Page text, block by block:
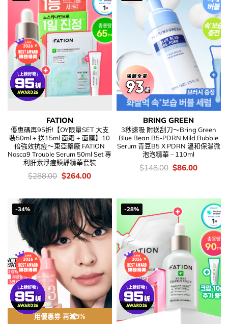
FATION
優惠碼再95折!【OY限量SET 大支
裝50ml + 送15ml 面霜 + 面膜】10
倍強效抗痘～東亞藥廠 FATION
Nosca9 Trouble Serum 50ml Set 專
利肝素淨痘鎮靜精華套裝
價
錢：
$288.00 Original
price
$288.00.
$264.00Current
$264.00.
BRING GREEN
3秒速吸 附送刮刀～Bring Green
Blue Bean B5-PDRN Mild Bubble
Serum 青豆B5 X PDRN 溫和保濕微
泡泡精華 – 110ml
價
錢：
$148.00 Original
price
$86.00Current
-34%
用優惠劵 再減5%
-28%